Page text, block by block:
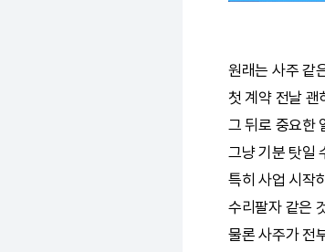
원래는 사주 같
첫 계약 전날
그 뒤로 중요한
그냥 기분 탓일
특히 사업 시작
수리팔자 같은
물론 사주가 전